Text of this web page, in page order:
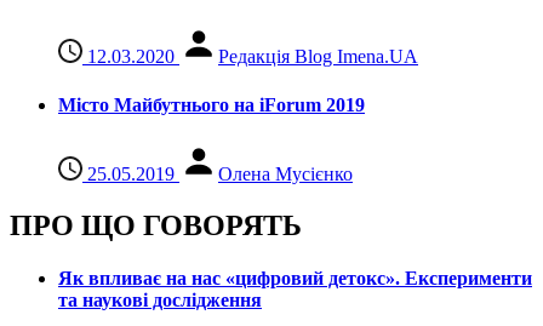
12.03.2020 Редакція Blog Imena.UA
Місто Майбутнього на iForum 2019
25.05.2019 Олена Мусієнко
ПРО ЩО ГОВОРЯТЬ
Як впливає на нас «цифровий детокс». Експерименти
та наукові дослідження